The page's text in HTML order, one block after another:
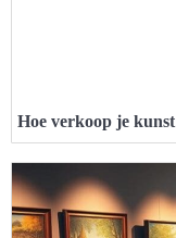
Hoe verkoop je